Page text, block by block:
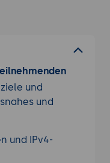
und
und
und IPv4-